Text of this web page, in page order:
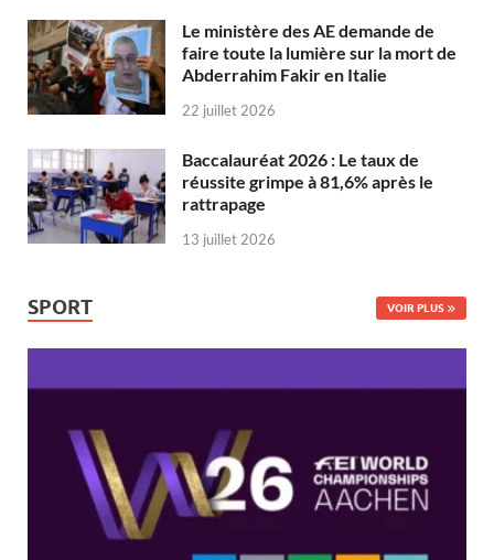
Le ministère des AE demande de
faire toute la lumière sur la mort de
Abderrahim Fakir en Italie
22 juillet 2026
Baccalauréat 2026 : Le taux de
réussite grimpe à 81,6% après le
rattrapage
13 juillet 2026
SPORT VOIR PLUS